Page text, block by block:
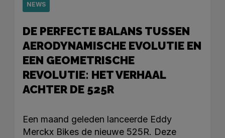
NEWS
DE PERFECTE BALANS TUSSEN
AERODYNAMISCHE EVOLUTIE EN
EEN GEOMETRISCHE
REVOLUTIE: HET VERHAAL
ACHTER DE 525R
Een maand geleden lanceerde Eddy
Merckx Bikes de nieuwe 525R. Deze